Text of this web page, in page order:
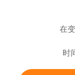
另
在变
时间